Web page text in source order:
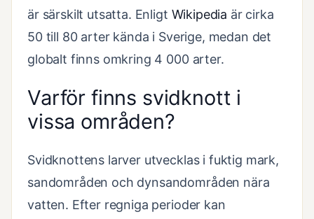
är särskilt utsatta. Enligt Wikipedia är cirka
50 till 80 arter kända i Sverige, medan det
globalt finns omkring 4 000 arter.
Varför finns svidknott i
vissa områden?
Svidknottens larver utvecklas i fuktig mark,
sandområden och dynsandområden nära
vatten. Efter regniga perioder kan